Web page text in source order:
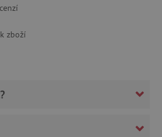
zboží